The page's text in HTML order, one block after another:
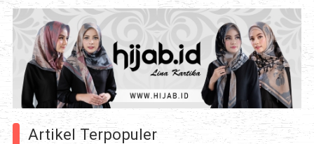
Artikel Terpopuler